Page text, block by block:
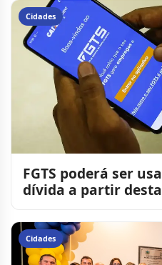
Cidades
FGTS poderá ser
dívida a partir
Cidades